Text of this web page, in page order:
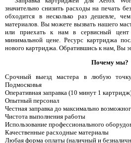
значительно снизить расходы на печать
обходится в несколько раз дешевле,
материалов. Вы можете вызвать нашего
или приехать к нам в сервисный цент
минимальной цене. Ресурс картриджа
нового картриджа. Обратившись к нам, Вы
Почему мы?
Срочный выезд мастера в любую
Подмосковья
Оперативная заправка (10 минут 1
Опытный персонал
Честная заправка до максимально
Чистота выполнения работы
Использование профессионального
Качественные расходные материалы
Любая форма оплаты (наличный и